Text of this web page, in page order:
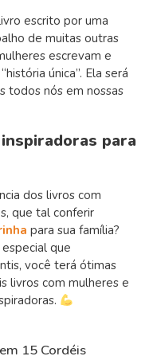
escrito por uma
de muitas outras
escrevam e
única”. Ela será
todos nós em nossas
para
dos livros com
que tal conferir
para sua família?
que
você terá ótimas
livros com mulheres e
15 Cordéis